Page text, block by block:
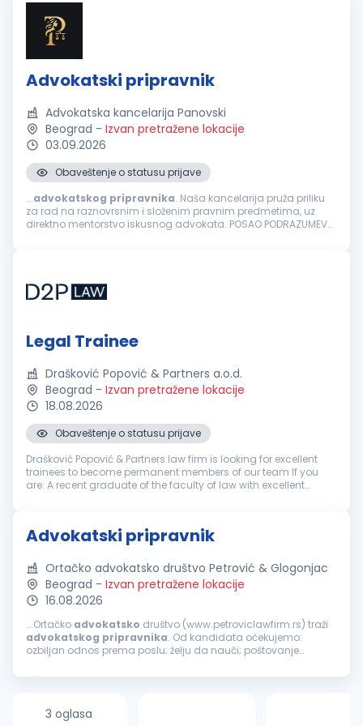
Advokatski pripravnik
Advokatska kancelarija Panovski
Beograd - Izvan pretražene lokacije
03.09.2026
Obaveštenje o statusu prijave
...advokatskog pripravnika. Naša kancelarija pruža priliku
za rad na raznovrsnim i složenim pravnim predmetima, uz
direktno mentorstvo iskusnog advokata. POSAO PODRAZUMEVA:
Legal Trainee
Drašković Popović & Partners a.o.d.
Beograd - Izvan pretražene lokacije
18.08.2026
Obaveštenje o statusu prijave
Drašković Popović & Partners law firm is looking for excellent
trainees to become permanent members of our team If you
are: A recent graduate of the faculty of law with excellent
Advokatski pripravnik
Ortačko advokatsko društvo Petrović & Glogonjac
Beograd - Izvan pretražene lokacije
16.08.2026
...Ortačko advokatsko društvo (www.petroviclawfirm.rs) traži
advokatskog pripravnika. Od kandidata očekujemo:
ozbiljan odnos prema poslu; želju da nauči; poštovanje
3 oglasa